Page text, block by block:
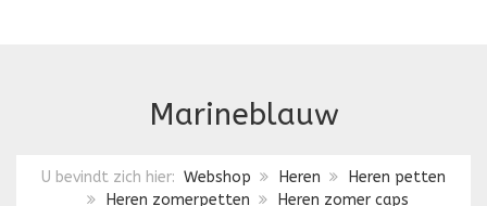
Marineblauw
U bevindt zich hier: Webshop Heren
Heren petten
Heren zomerpetten
Heren zomer caps